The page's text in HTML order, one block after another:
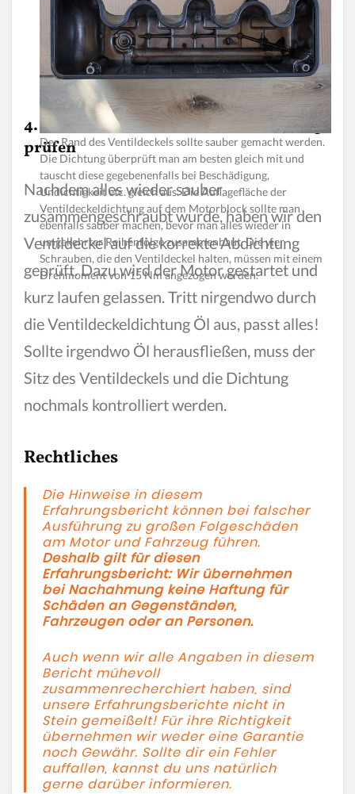
Der Rand des Ventildeckels sollte sauber gemacht werden.
Die Dichtung überprüft man am besten gleich mit und
tauscht diese gegebenenfalls bei Beschädigung,
Undichtigkeit etc. gleich aus. Die Auflagefläche der
Ventildeckeldichtung auf dem Motorblock sollte man
ebenfalls sauber machen, bevor man alles wieder in
umgekehrter Reihenfolge zusammenbaut. Die vier
Schrauben, die den Ventildeckel halten, müssen mit einem
Drehmoment von 15 Nm angezogen werden.
Nachdem alle Ventile richtig eingestellt wurden, sollten
diese nochmals überprüft werden. Oft passiert es nämlich,
dass beim Kontern der Hutmutter (3) sich diese etwas
mitdreht. Dadurch kann es vorkommen, dass sich das
Ventilspiel ändert. Anschließend sollten alle
Kontermuttern (4) auf festen Sitz überprüft werden. Das
haben wir im Zuge der Ventilspiel-Kontrolle erledigt.
zurück
vor
4. Ventildeckel auf korrekte Abdichtung
prüfen
Nachdem alles wieder sauber
zusammengeschraubt wurde, haben wir den
Ventildeckel auf die korrekte Abdichtung
geprüft. Dazu wird der Motor gestartet und
kurz laufen gelassen. Tritt nirgendwo durch
die Ventildeckeldichtung Öl aus, passt alles!
Sollte irgendwo Öl herausfließen, muss der
Sitz des Ventildeckels und die Dichtung
nochmals kontrolliert werden.
Rechtliches
Die Hinweise in diesem
Erfahrungsbericht können bei falscher
Ausführung zu großen Folgeschäden
am Motor und Fahrzeug führen.
Deshalb gilt für diesen
Erfahrungsbericht: Wir übernehmen
bei Nachahmung keine Haftung für
Schäden an Gegenständen,
Fahrzeugen oder an Personen.
Auch wenn wir alle Angaben in diesem
Bericht mühevoll
zusammenrecherchiert haben, sind
unsere Erfahrungsberichte nicht in
Stein gemeißelt! Für ihre Richtigkeit
übernehmen wir weder eine Garantie
noch Gewähr. Sollte dir ein Fehler
auffallen, kannst du uns natürlich
gerne darüber informieren.